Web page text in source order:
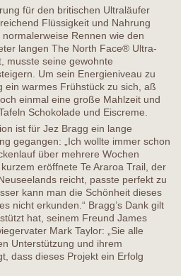
für den britischen Ultraläufer
Flüssigkeit und Nahrung
Rennen wie den
langen The North Face® Ultra-
musste seine gewohnte
Um sein Energieniveau zu
ein warmes Frühstück zu sich, aß
einmal eine große Mahlzeit und
Schokolade und Eiscreme.
ist für Jez Bragg ein lange
gegangen: „Ich wollte immer schon
über mehrere Wochen
eröffnete Te Araroa Trail, der
reicht, passte perfekt zu
kann man die Schönheit dieses
nicht erkunden.“ Bragg’s Dank gilt
hat, seinem Freund James
Mark Taylor: „Sie alle
Unterstützung und ihrem
dass dieses Projekt ein Erfolg